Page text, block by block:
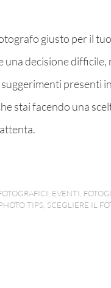
giusto per il
una decisione difficile,
presenti
stai facendo una
EVENTI
TIPS SCEGLIERE IL